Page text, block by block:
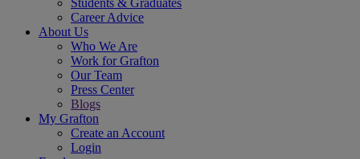
Students & Graduates
Career Advice
About Us
Who We Are
Work for Grafton
Our Team
Press Center
Blogs
My Grafton
Create an Account
Login